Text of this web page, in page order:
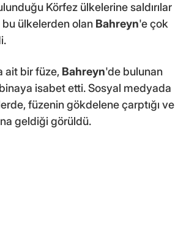
Körfez ülkelerine saldırılar
bu ülkelerden olan Bahreyn'e çok
ait bir füze, Bahreyn'de bulunan
isabet etti. Sosyal medyada
füzenin gökdelene çarptığı ve
geldiği görüldü.